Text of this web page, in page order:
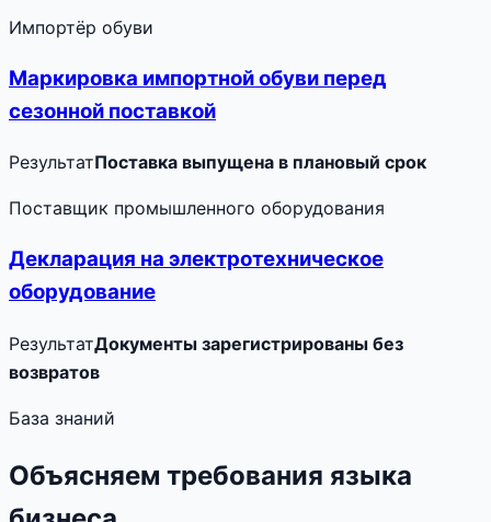
Импортёр обуви
Маркировка импортной обуви перед
сезонной поставкой
РезультатПоставка выпущена в плановый срок
Поставщик промышленного оборудования
Декларация на электротехническое
оборудование
РезультатДокументы зарегистрированы без
возвратов
База знаний
Объясняем требования языка